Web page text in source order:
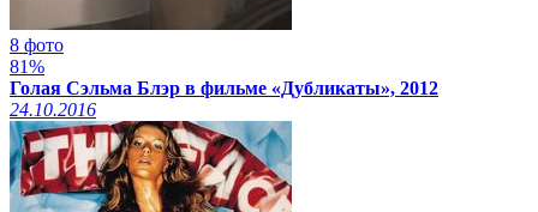
8 фото
81%
Голая Сэльма Блэр в фильме «Дубликаты», 2012
24.10.2016